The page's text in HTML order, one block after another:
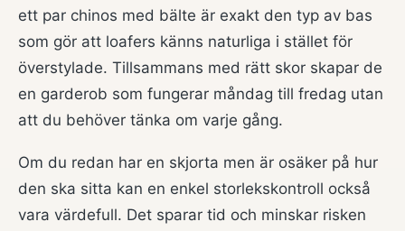
ett par chinos med bälte är exakt den typ av bas
som gör att loafers känns naturliga i stället för
överstylade. Tillsammans med rätt skor skapar de
en garderob som fungerar måndag till fredag utan
att du behöver tänka om varje gång.
Om du redan har en skjorta men är osäker på hur
den ska sitta kan en enkel storlekskontroll också
vara värdefull. Det sparar tid och minskar risken